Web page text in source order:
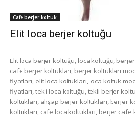
Cafe berjer koltuk
Elit loca berjer koltuğu
Elit loca berjer koltuğu, loca koltuğu,
cafe berjer koltukları, berjer koltukları
fiyatları, elit loca koltukları, loca koltuk
fiyatları, tekli loca koltuğu, tekli berjer
koltukları, ahşap berjer koltukları, berjer
koltukları, cafe loca koltukları, berjer cafe